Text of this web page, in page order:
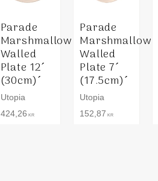
Parade
Marshmallow
Walled
Plate 12´
(30cm)´
Utopia
424,26 KR
Parade
Marshmallow
Walled
Plate 7´
(17.5cm)´
Utopia
152,87 KR